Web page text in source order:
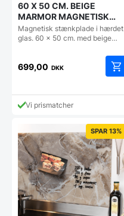
60 X 50 CM. BEIGE
MARMOR MAGNETISK
STÆNKPLADE
Magnetisk stænkplade i hærdet
glas. 60 x 50 cm. med beige…
699,00 DKK
Vi prismatcher
SPAR 13%